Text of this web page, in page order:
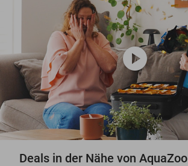
play_circle
Deals in der Nähe von AquaZoo